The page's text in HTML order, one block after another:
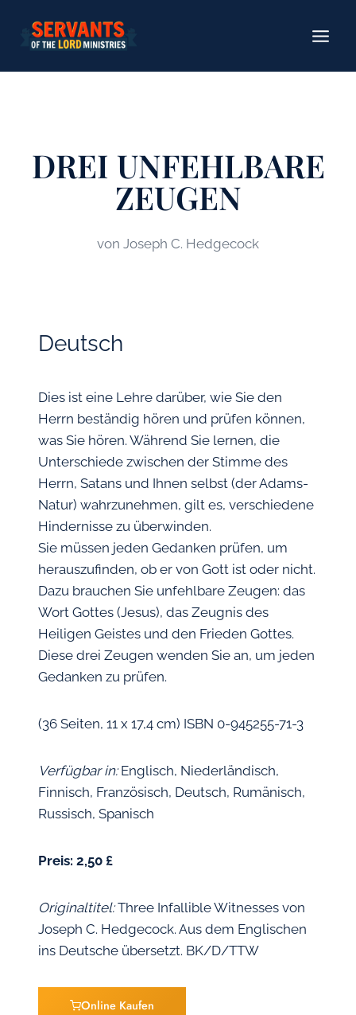
Inhalt
springen
DREI UNFEHLBARE
ZEUGEN
von Joseph C. Hedgecock
Deutsch
Dies ist eine Lehre darüber, wie Sie den
Herrn beständig hören und prüfen können,
was Sie hören. Während Sie lernen, die
Unterschiede zwischen der Stimme des
Herrn, Satans und Ihnen selbst (der Adams-
Natur) wahrzunehmen, gilt es, verschiedene
Hindernisse zu überwinden.
Sie müssen jeden Gedanken prüfen, um
herauszufinden, ob er von Gott ist oder nicht.
Dazu brauchen Sie unfehlbare Zeugen: das
Wort Gottes (Jesus), das Zeugnis des
Heiligen Geistes und den Frieden Gottes.
Diese drei Zeugen wenden Sie an, um jeden
Gedanken zu prüfen.
(36 Seiten, 11 x 17,4 cm) ISBN 0-945255-71-3
Verfügbar in:Englisch, Niederländisch,
Finnisch, Französisch, Deutsch, Rumänisch,
Russisch, Spanisch
Preis: 2,50 £
Originaltitel:Three Infallible Witnesses von
Joseph C. Hedgecock. Aus dem Englischen
ins Deutsche übersetzt. BK/D/TTW
Online Kaufen